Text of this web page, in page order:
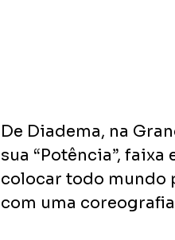
De Diadema, na
sua “Potência”,
colocar todo mundo
com uma